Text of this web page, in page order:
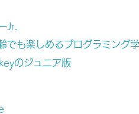
Jr.
でも楽しめるプログラミング
のジュニア版